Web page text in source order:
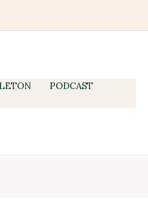
PODCAST